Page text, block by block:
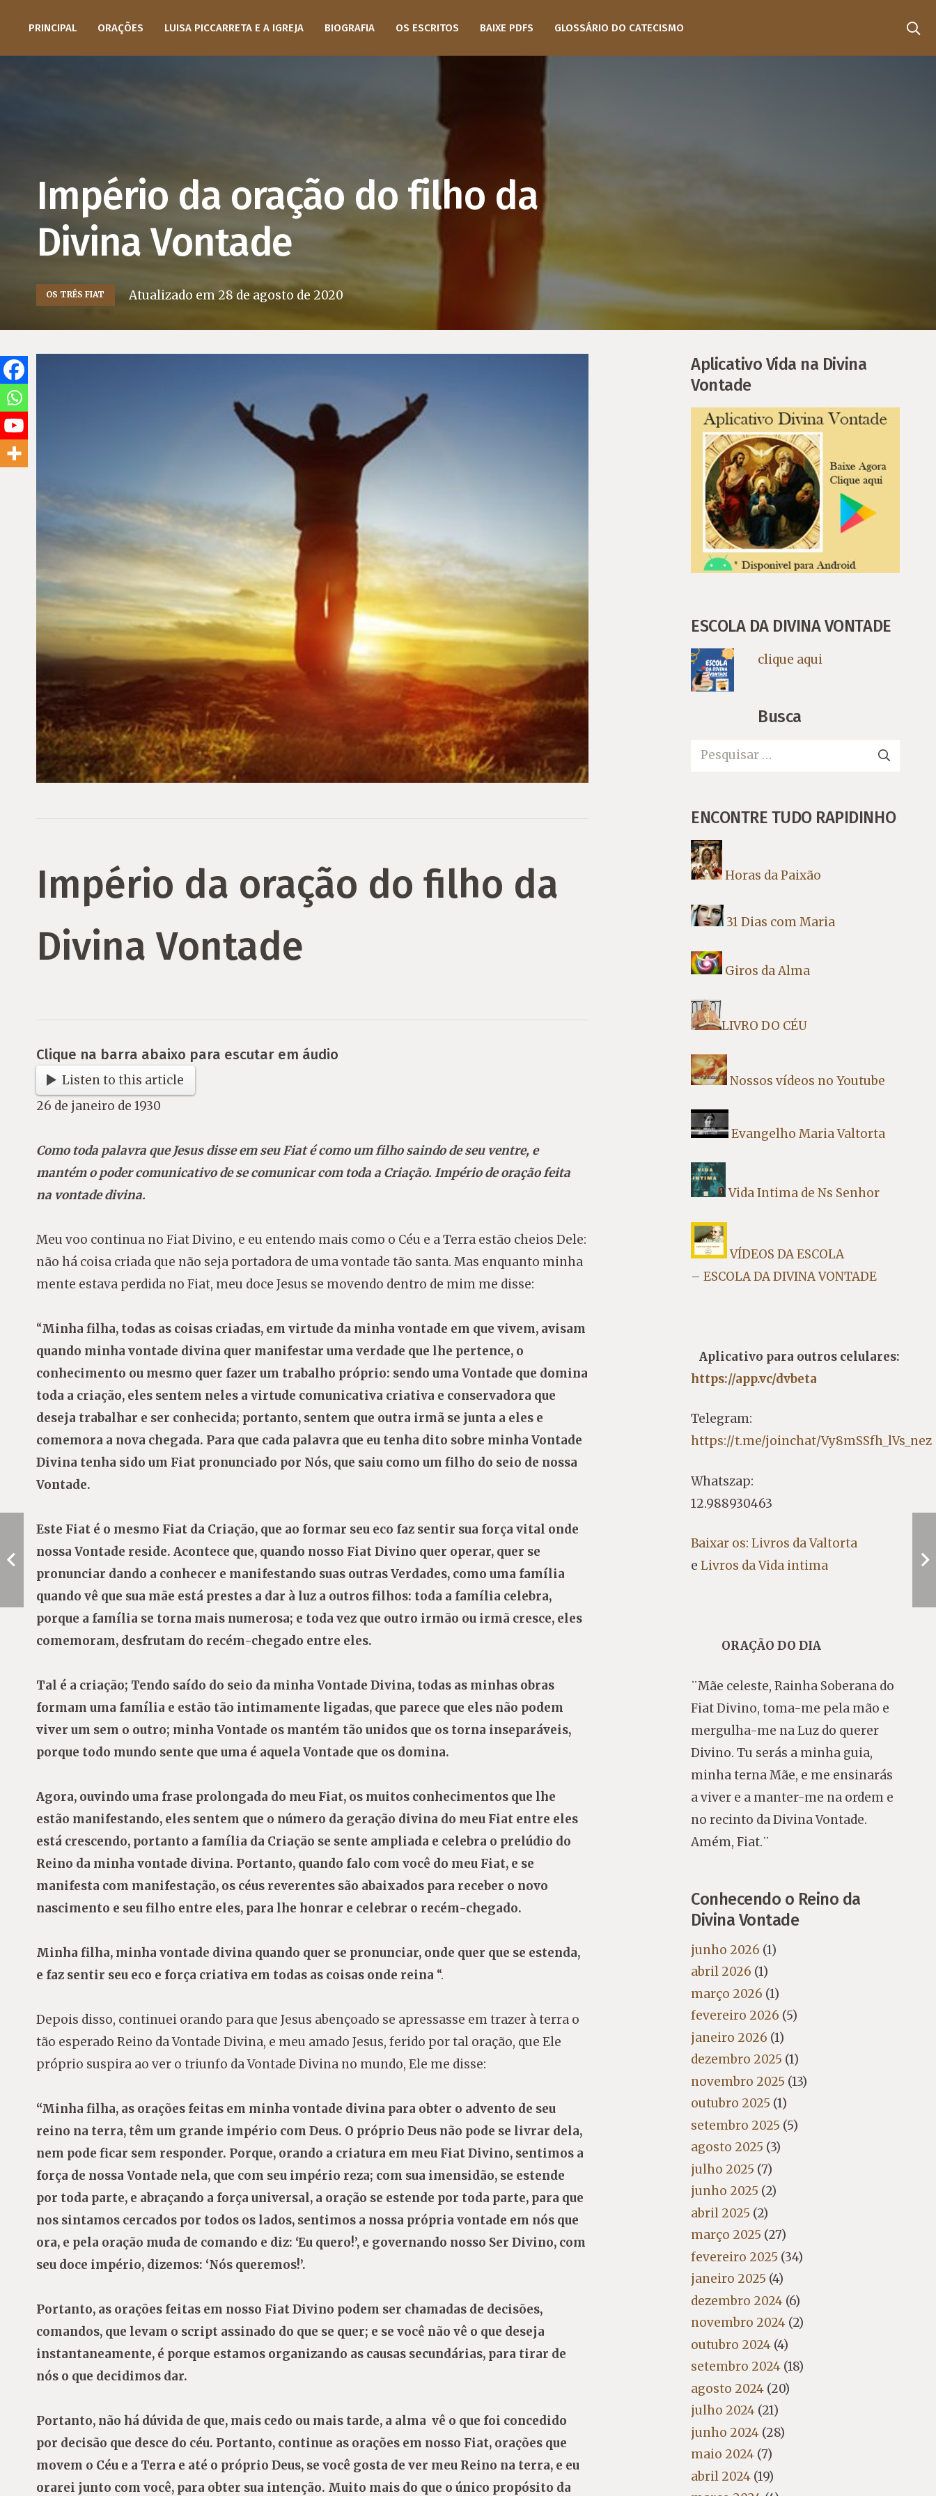
PRINCIPAL ORAÇÕES LUISA PICCARRETA E A IGREJA BIOGRAFIA OS ESCRITOS BAIXE PDFS GLOSSÁRIO DO CATECISMO
Império da oração do filho da
Divina Vontade
OS TRÊS FIAT Atualizado em28 de agosto de 2020
Império da oração do filho da
Divina Vontade
Clique na barra abaixo para escutar em áudio
Listen to this article
26 de janeiro de 1930
Como toda palavra que Jesus disse em seu Fiat é como um filho saindo de seu ventre, e
mantém o poder comunicativo de se comunicar com toda a Criação. Império de oração feita
na vontade divina.
Meu voo continua no Fiat Divino, e eu entendo mais como o Céu e a Terra estão cheios Dele:
não há coisa criada que não seja portadora de uma vontade tão santa. Mas enquanto minha
mente estava perdida no Fiat, meu doce Jesus se movendo dentro de mim me disse:
“Minha filha, todas as coisas criadas, em virtude da minha vontade em que vivem, avisam
quando minha vontade divina quer manifestar uma verdade que lhe pertence, o
conhecimento ou mesmo quer fazer um trabalho próprio: sendo uma Vontade que domina
toda a criação, eles sentem neles a virtude comunicativa criativa e conservadora que
deseja trabalhar e ser conhecida; portanto, sentem que outra irmã se junta a eles e
comemora a nova chegada. Para que cada palavra que eu tenha dito sobre minha Vontade
Divina tenha sido um Fiat pronunciado por Nós, que saiu como um filho do seio de nossa
Vontade.
Este Fiat é o mesmo Fiat da Criação, que ao formar seu eco faz sentir sua força vital onde
nossa Vontade reside. Acontece que, quando nosso Fiat Divino quer operar, quer se
pronunciar dando a conhecer e manifestando suas outras Verdades, como uma família
quando vê que sua mãe está prestes a dar à luz a outros filhos: toda a família celebra,
porque a família se torna mais numerosa; e toda vez que outro irmão ou irmã cresce, eles
comemoram, desfrutam do recém-chegado entre eles.
Tal é a criação; Tendo saído do seio da minha Vontade Divina, todas as minhas obras
formam uma família e estão tão intimamente ligadas, que parece que eles não podem
viver um sem o outro; minha Vontade os mantém tão unidos que os torna inseparáveis,
porque todo mundo sente que uma é aquela Vontade que os domina.
Agora, ouvindo uma frase prolongada do meu Fiat, os muitos conhecimentos que lhe
estão manifestando, eles sentem que o número da geração divina do meu Fiat entre eles
está crescendo, portanto a família da Criação se sente ampliada e celebra o prelúdio do
Reino da minha vontade divina. Portanto, quando falo com você do meu Fiat, e se
manifesta com manifestação, os céus reverentes são abaixados para receber o novo
nascimento e seu filho entre eles, para lhe honrar e celebrar o recém-chegado.
Minha filha, minha vontade divina quando quer se pronunciar, onde quer que se estenda,
e faz sentir seu eco e força criativa em todas as coisas onde reina “.
Depois disso, continuei orando para que Jesus abençoado se apressasse em trazer à terra o
tão esperado Reino da Vontade Divina, e meu amado Jesus, ferido por tal oração, que Ele
próprio suspira ao ver o triunfo da Vontade Divina no mundo, Ele me disse:
“Minha filha, as orações feitas em minha vontade divina para obter o advento de seu
reino na terra, têm um grande império com Deus. O próprio Deus não pode se livrar dela,
nem pode ficar sem responder. Porque, orando a criatura em meu Fiat Divino, sentimos a
força de nossa Vontade nela, que com seu império reza; com sua imensidão, se estende
por toda parte, e abraçando a força universal, a oração se estende por toda parte, para que
nos sintamos cercados por todos os lados, sentimos a nossa própria vontade em nós que
ora, e pela oração muda de comando e diz: ‘Eu quero!’, e governando nosso Ser Divino, com
seu doce império, dizemos: ‘Nós queremos!’.
Portanto, as orações feitas em nosso Fiat Divino podem ser chamadas de decisões,
comandos, que levam o script assinado do que se quer; e se você não vê o que deseja
instantaneamente, é porque estamos organizando as causas secundárias, para tirar de
nós o que decidimos dar.
Portanto, não há dúvida de que, mais cedo ou mais tarde, a alma vê o que foi concedido
por decisão que desce do céu. Portanto, continue as orações em nosso Fiat, orações que
movem o Céu e a Terra e até o próprio Deus, se você gosta de ver meu Reino na terra, e eu
orarei junto com você, para obter sua intenção. Muito mais do que o único propósito da
Aplicativo Vida na Divina
Vontade
ESCOLA DA DIVINA VONTADE
clique aqui
Busca
Pesquisar
ENCONTRE TUDO RAPIDINHO
Horas da Paixão
31 Dias com Maria
Giros da Alma
LIVRO DO CÉU
Nossos vídeos no Youtube
Evangelho Maria Valtorta
Vida Intima de Ns Senhor
VÍDEOS DA ESCOLA
– ESCOLA DA DIVINA VONTADE
Aplicativo para outros celulares:
https://app.vc/dvbeta
Telegram:
https://t.me/joinchat/Vy8mSSfh_lVs_nez
Whatszap:
12.988930463
Baixar os: Livros da Valtorta
e Livros da Vida intima
ORAÇÃO DO DIA
¨Mãe celeste, Rainha Soberana do
Fiat Divino, toma-me pela mão e
mergulha-me na Luz do querer
Divino. Tu serás a minha guia,
minha terna Mãe, e me ensinarás
a viver e a manter-me na ordem e
no recinto da Divina Vontade.
Amém, Fiat.¨
Conhecendo o Reino da
Divina Vontade
junho 2026 (1)
abril 2026 (1)
março 2026 (1)
fevereiro 2026 (5)
janeiro 2026 (1)
dezembro 2025 (1)
novembro 2025 (13)
outubro 2025 (1)
setembro 2025 (5)
agosto 2025 (3)
julho 2025 (7)
junho 2025 (2)
abril 2025 (2)
março 2025 (27)
fevereiro 2025 (34)
janeiro 2025 (4)
dezembro 2024(6)
novembro 2024(2)
outubro 2024(4)
setembro 2024(18)
agosto 2024(20)
julho 2024(21)
junho 2024(28)
maio 2024(7)
abril 2024(19)